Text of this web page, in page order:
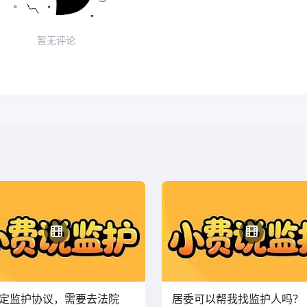
暂无评论
监护协议，需要去法院 居委可以帮我找监护人吗？